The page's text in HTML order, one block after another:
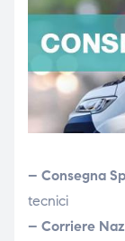
– Consegna
tecnici
– Corriere